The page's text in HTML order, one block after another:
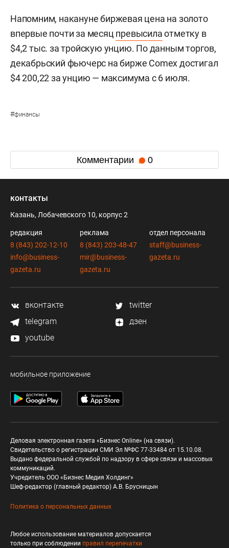
Напомним, накануне биржевая цена на золото
впервые почти за месяцпревысилаотметку в
$4,2 тыс. за тройскую унцию. По данным торгов,
декабрьский фьючерс на бирже Comex достигал
$4 200,22 за унцию — максимума с 6 июля.
#финансы
Комментарии 0
контакты
Казань, Лобачевского 10, корпус 2
редакция
8 (843) 202-12-10
info@business-
gazeta.ru
реклама
8 (843) 203-48-47
mir@business-
gazeta.ru
отдел персонала
staff@business-
gazeta.ru
вконтакте
twitter
telegram
дзен
youtube
мобильное приложение
Деловая электронная газета «Бизнес Online» (на связи).
Свидетельство о регистрации СМИ Эл №ФС 77-33484 от 15.10.08.
Выдано федеральной службой по надзору в сфере связи и массовых
коммуникаций.
Учредитель ООО «Бизнес Медия Холдинг»
Шеф-редактор (главный редактор) А.В. Брусницын
Политика о персональных данных
Любое использование материалов допускается
только при соблюдении правил перепечатки